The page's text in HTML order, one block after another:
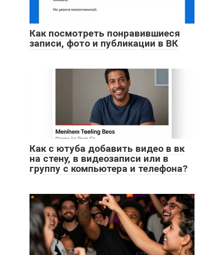
Как посмотреть понравившиеся
записи, фото и публикации в ВК
Как с ютуба добавить видео в вк
на стену, в видеозаписи или в
группу с компьютера и телефона?